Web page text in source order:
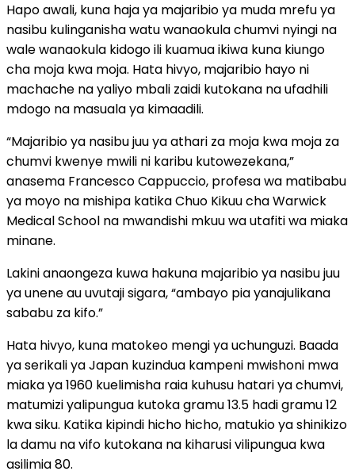
Hapo awali, kuna haja ya majaribio ya muda mrefu ya
nasibu kulinganisha watu wanaokula chumvi nyingi na
wale wanaokula kidogo ili kuamua ikiwa kuna kiungo
cha moja kwa moja. Hata hivyo, majaribio hayo ni
machache na yaliyo mbali zaidi kutokana na ufadhili
mdogo na masuala ya kimaadili.
“Majaribio ya nasibu juu ya athari za moja kwa moja za
chumvi kwenye mwili ni karibu kutowezekana,”
anasema Francesco Cappuccio, profesa wa matibabu
ya moyo na mishipa katika Chuo Kikuu cha Warwick
Medical School na mwandishi mkuu wa utafiti wa miaka
minane.
Lakini anaongeza kuwa hakuna majaribio ya nasibu juu
ya unene au uvutaji sigara, “ambayo pia yanajulikana
sababu za kifo.”
Hata hivyo, kuna matokeo mengi ya uchunguzi. Baada
ya serikali ya Japan kuzindua kampeni mwishoni mwa
miaka ya 1960 kuelimisha raia kuhusu hatari ya chumvi,
matumizi yalipungua kutoka gramu 13.5 hadi gramu 12
kwa siku. Katika kipindi hicho hicho, matukio ya shinikizo
la damu na vifo kutokana na kiharusi vilipungua kwa
asilimia 80.